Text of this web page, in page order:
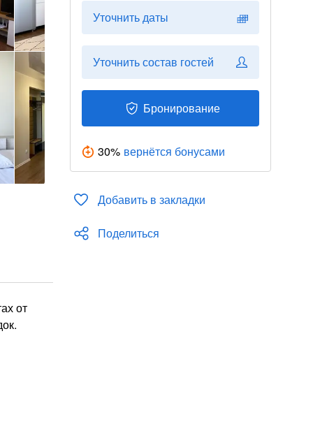
Уточнить даты
Уточнить состав гостей
Бронирование
30% вернётся бонусами
Добавить в закладки
Поделиться
от